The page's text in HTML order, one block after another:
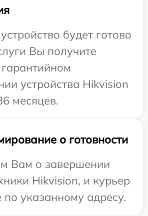
будет готово
Вы получите
устройства Hikvision
месяцев.
о готовности
Вам о завершении
Hikvision, и курьер
по указанному адресу.